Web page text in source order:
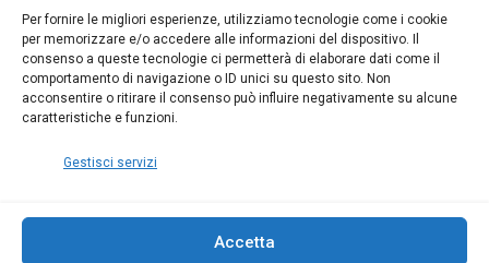
Per fornire le migliori esperienze, utilizziamo tecnologie come i cookie
per memorizzare e/o accedere alle informazioni del dispositivo. Il
consenso a queste tecnologie ci permetterà di elaborare dati come il
comportamento di navigazione o ID unici su questo sito. Non
acconsentire o ritirare il consenso può influire negativamente su alcune
caratteristiche e funzioni.
Gestisci servizi
Accetta
Blumaticasu
Coordinatore della
Sicurezza: cosa è
richiesto per abilitazione
e aggiornamento